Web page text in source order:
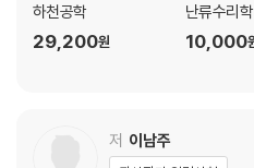
5.2 Lagrange 보간
5.3 Newton 보간
5.6 3차 운형곡선 보간
하천공학
29,200원
난류수리학
10,000
저 이남주